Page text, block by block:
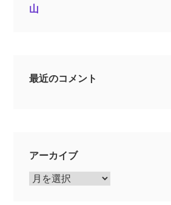
山
最近のコメント
アーカイブ
ア